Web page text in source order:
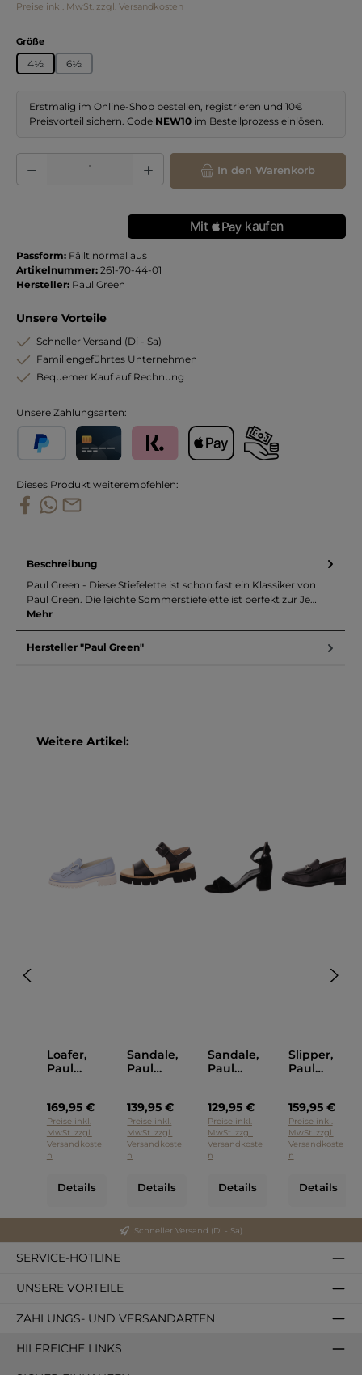
Preise inkl. MwSt. zzgl. Versandkosten
Größeauswählen
4½ 6½
Erstmalig im Online-Shop bestellen, registrieren und 10€
Preisvorteil sichern. Code NEW10 im Bestellprozess einlösen.
Produkt Anzahl: Gib den gewünschten Wert ein oder benutze die
In den Warenkorb
Passform: Fällt normal aus
Artikelnummer: 261-70-44-01
Hersteller: Paul Green
Unsere Vorteile
Schneller Versand (Di - Sa)
Familiengeführtes Unternehmen
Bequemer Kauf auf Rechnung
Unsere Zahlungsarten:
Dieses Produkt weiterempfehlen:
Beschreibung
Paul Green - Diese Stiefelette ist schon fast ein Klassiker von
Paul Green. Die leichte Sommerstiefelette ist perfekt zur Je…
Mehr
Hersteller "Paul Green"
Produktgalerie überspringen
Weitere Artikel:
Loafer,
Paul
169,95 €
Preise inkl.
MwSt. zzgl.
Versandkoste
n
Details
Sandale,
Paul
139,95 €
Preise inkl.
MwSt. zzgl.
Versandkoste
n
Details
Sandale,
Paul
129,95 €
Preise inkl.
MwSt. zzgl.
Versandkoste
n
Details
Slipper,
Paul
159,95 €
Preise inkl.
MwSt. zzgl.
Versandkoste
n
Details
Schneller Versand (Di - Sa)
SERVICE-HOTLINE
UNSERE VORTEILE
ZAHLUNGS- UND VERSANDARTEN
HILFREICHE LINKS